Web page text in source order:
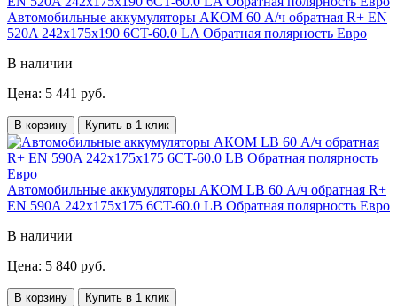
Автомобильные аккумуляторы АКОМ 60 А/ч обратная R+ EN
520A 242x175x190 6CT-60.0 LA Обратная полярность Евро
В наличии
Цена: 5 441 руб.
В корзину Купить в 1 клик
Автомобильные аккумуляторы АКОМ LB 60 А/ч обратная R+
EN 590A 242x175x175 6CT-60.0 LB Обратная полярность Евро
В наличии
Цена: 5 840 руб.
В корзину Купить в 1 клик